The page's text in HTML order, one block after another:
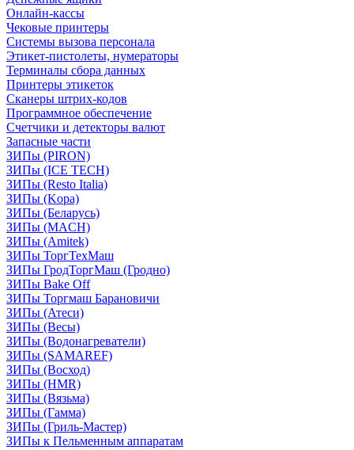
Онлайн-кассы
Чековые принтеры
Системы вызова персонала
Этикет-пистолеты, нумераторы
Терминалы сбора данных
Принтеры этикеток
Сканеры штрих-кодов
Программное обеспечение
Счетчики и детекторы валют
Запасные части
ЗИПы (PIRON)
ЗИПы (ICE TECH)
ЗИПы (Resto Italia)
ЗИПы (Kopa)
ЗИПы (Беларусь)
ЗИПы (MACH)
ЗИПы (Amitek)
ЗИПы ТоргТехМаш
ЗИПы ГродТоргМаш (Гродно)
ЗИПы Bake Off
ЗИПы Торгмаш Барановичи
ЗИПы (Атеси)
ЗИПы (Весы)
ЗИПы (Водонагреватели)
ЗИПы (SAMAREF)
ЗИПы (Восход)
ЗИПы (HMR)
ЗИПы (Вязьма)
ЗИПы (Гамма)
ЗИПы (Гриль-Мастер)
ЗИПы к Пельменным аппаратам